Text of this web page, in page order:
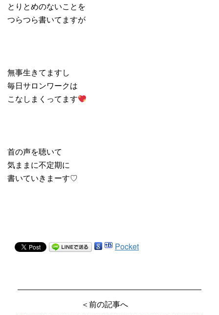
とりとめのないことを
つらつら書いてますが
無事生きてますし
毎日サロンワークは
こなしまくってます
首の声を聴いて
気ままに不定期に
書いていきまーす♡
Pocket
＜前の記事へ